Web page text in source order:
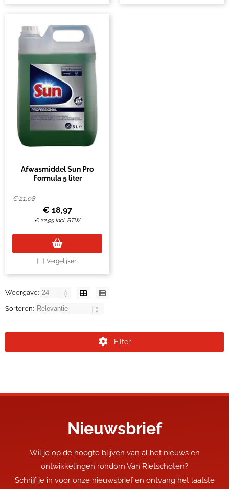
Afwasmiddel Sun Pro
Formula 5 liter
€21,08
€ 18,97
€22,95 Incl. BTW
Vergelijken
Weergave:
Sorteren:
Filter
Nieuwsbrief
Wil je op de hoogte blijven van al het nieuws en
ontwikkelingen rondom Van Rietschoten?
Schrijf je in voor onze nieuwsbrief en ontvang het laatste